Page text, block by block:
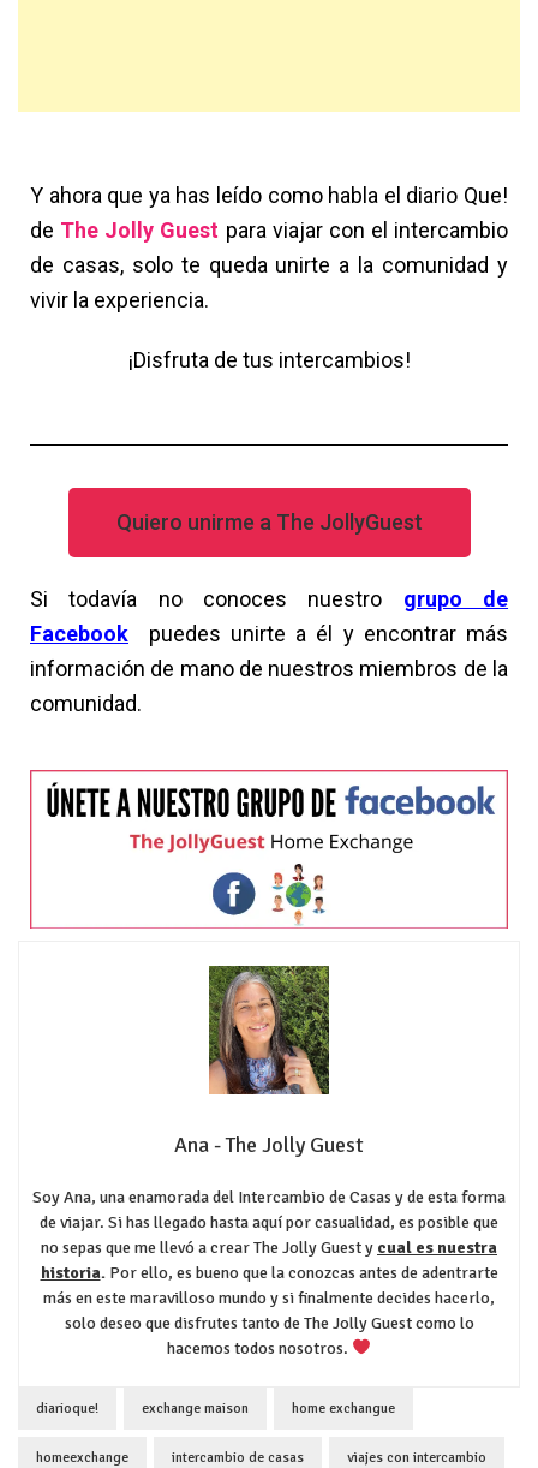
Y ahora que ya has leído como habla el diario Que!
de The Jolly Guest para viajar con el intercambio
de casas, solo te queda unirte a la comunidad y
vivir la experiencia.
¡Disfruta de tus intercambios!
Quiero unirme a The JollyGuest
Si todavía no conoces nuestro
grupo de
Facebook
puedes unirte a él y encontrar más
información de mano de nuestros miembros de la
comunidad.
Ana - The Jolly Guest
Soy Ana, una enamorada del Intercambio de Casas y de esta forma
de viajar. Si has llegado hasta aquí por casualidad, es posible que
no sepas que me llevó a crear The Jolly Guest y cual es nuestra
historia. Por ello, es bueno que la conozcas antes de adentrarte
más en este maravilloso mundo y si finalmente decides hacerlo,
solo deseo que disfrutes tanto de The Jolly Guest como lo
hacemos todos nosotros.
diarioque! exchange maison home exchangue
homeexchange intercambio de casas viajes con intercambio